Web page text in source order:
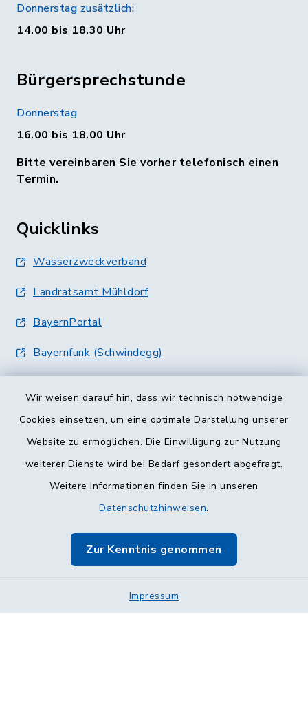
Wir weisen darauf hin, dass wir technisch notwendige
Cookies einsetzen, um eine optimale Darstellung unserer
Website zu ermöglichen. Die Einwilligung zur Nutzung
weiterer Dienste wird bei Bedarf gesondert abgefragt.
Weitere Informationen finden Sie in unseren
Datenschutzhinweisen.
Zur Kenntnis genommen
Impressum
Donnerstag zusätzlich:
14.00 bis 18.30 Uhr
Bürgersprechstunde
Donnerstag
16.00 bis 18.00 Uhr
Bitte vereinbaren Sie vorher telefonisch einen
Termin.
Quicklinks
Wasserzweckverband
Landratsamt Mühldorf
BayernPortal
Bayernfunk (Schwindegg)
Barrierefreiheit
Impressum
Sitemap